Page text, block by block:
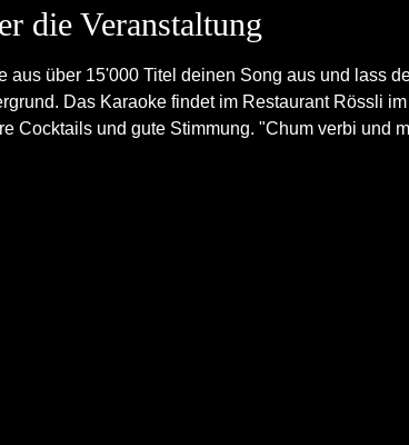
die Veranstaltung
aus über 15'000 Titel deinen Song aus und lass
Das Karaoke findet im Restaurant Rössli
Cocktails und gute Stimmung. "Chum verbi und